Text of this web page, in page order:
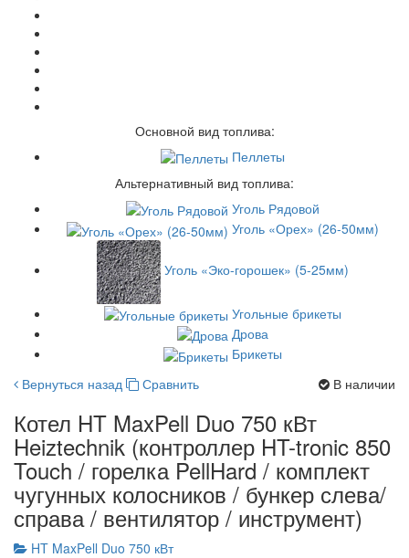
Основной вид топлива:
Пеллеты
Альтернативный вид топлива:
Уголь Рядовой
Уголь «Орех» (26-50мм)
Уголь «Эко-горошек» (5-25мм)
Угольные брикеты
Дрова
Брикеты
Вернуться назад
Сравнить В наличии
Котел HT MaxPell Duo 750 кВт
Heiztechnik (контроллер HT-tronic 850
Touch / горелка PellHard / комплект
чугунных колосников / бункер слева/
справа / вентилятор / инструмент)
HT MaxPell Duo 750 кВт